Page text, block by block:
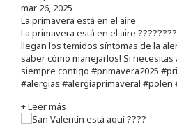
mar 26, 2025
La primavera está en el aire
La primavera está en el aire
llegan los temidos síntomas de la
saber cómo manejarlos! Si necesitas
siempre contigo #primavera2025
#alergias #alergiaprimaveral #polen
+ Leer más